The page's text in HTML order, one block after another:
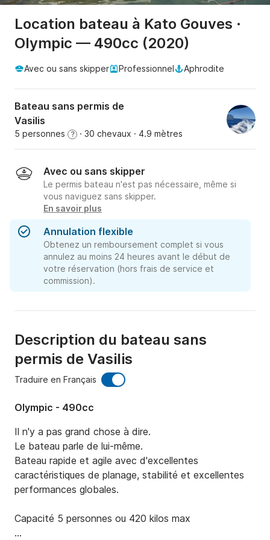
Location bateau à Kato Gouves ·
Olympic — 490cc (2020)
Avec ou sans skipper Professionnel Aphrodite
Bateau sans permis de
Vasilis
5 personnes ? · 30 chevaux · 4.9 mètres
Avec ou sans skipper
Le permis bateau n'est pas nécessaire, même si
vous naviguez sans skipper.
En savoir plus
Annulation flexible
Obtenez un remboursement complet si vous
annulez au moins 24 heures avant le début de
votre réservation (hors frais de service et
commission).
Description du bateau sans
permis de Vasilis
Traduire en Français
Olympic - 490cc
Il n'y a pas grand chose à dire.
Le bateau parle de lui-même.
Bateau rapide et agile avec d'excellentes
caractéristiques de planage, stabilité et excellentes
performances globales.
Capacité 5 personnes ou 420 kilos max